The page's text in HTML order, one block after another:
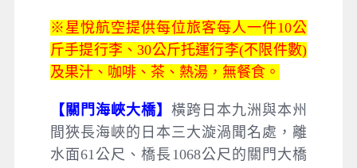
※星悅航空提供每位旅客每人一件10公
斤手提行李、30公斤托運行李(不限件數)
及果汁、咖啡、茶、熱湯，無餐食。
【關門海峽大橋】 橫跨日本九洲與本州
間狹長海峽的日本三大漩渦聞名處，離
水面61公尺、橋長1068公尺的關門大橋